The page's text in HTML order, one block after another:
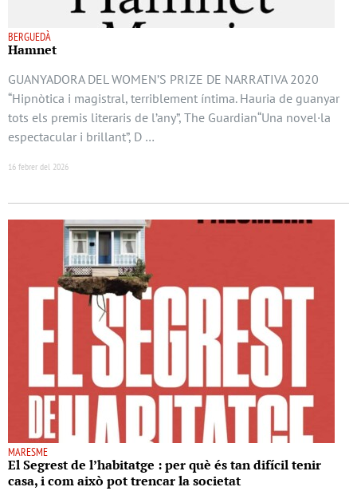
BERGUEDÀ
Hamnet
GUANYADORA DEL WOMEN’S PRIZE DE NARRATIVA 2020
“Hipnòtica i magistral, terriblement íntima. Hauria de guanyar
tots els premis literaris de l’any”, The Guardian“Una novel·la
espectacular i brillant”, D …
16 febrer del 2026
MARESME
El Segrest de l’habitatge : per què és tan difícil tenir
casa, i com això pot trencar la societat